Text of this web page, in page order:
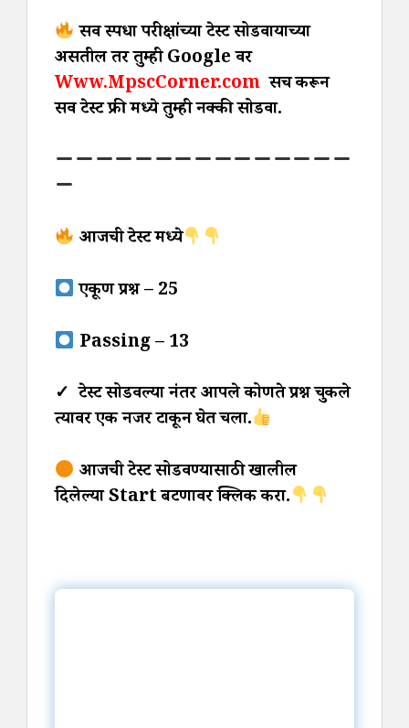
सर्व स्पर्धा परीक्षांच्या टेस्ट सोडवायाच्या
असतील तर तुम्ही Google वर
Www.MpscCorner.com सर्च करून
सर्व टेस्ट फ्री मध्ये तुम्ही नक्की सोडवा.
आजची टेस्ट मध्ये
एकूण प्रश्न – 25
Passing – 13
✓ टेस्ट सोडवल्या नंतर आपले कोणते प्रश्न चुकले
त्यावर एक नजर टाकून घेत चला.
आजची टेस्ट सोडवण्यासाठी खालील
दिलेल्या Start बटणावर क्लिक करा.